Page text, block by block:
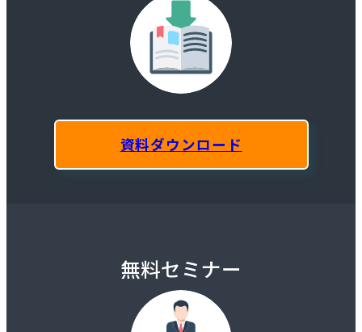
資料ダウンロード
無料セミナー